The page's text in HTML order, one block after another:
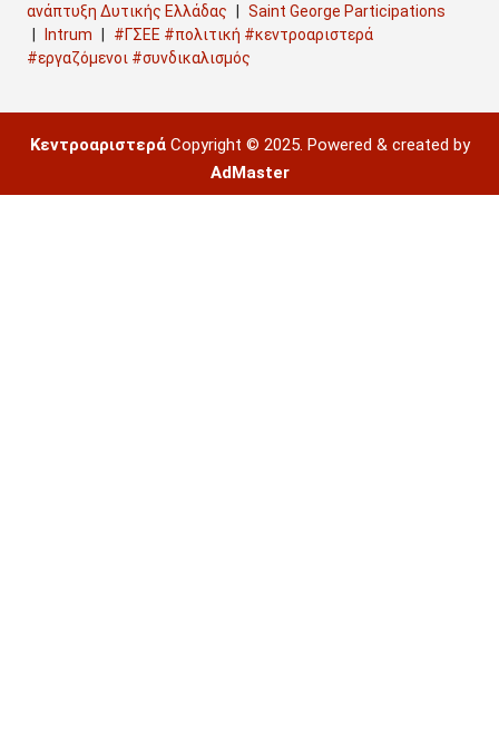
ανάπτυξη Δυτικής Ελλάδας
Saint George Participations
Intrum
#ΓΣΕΕ #πολιτική #κεντροαριστερά
#εργαζόμενοι #συνδικαλισμός
ΚεντροαριστεράCopyright © 2025. Powered & created by
AdMaster